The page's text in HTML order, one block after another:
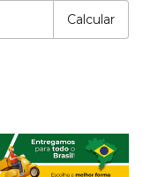
Calcular